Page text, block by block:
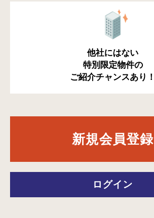
他社にはない
特別限定物件の
ご紹介チャンスあり！
新規会員登録
ログイン